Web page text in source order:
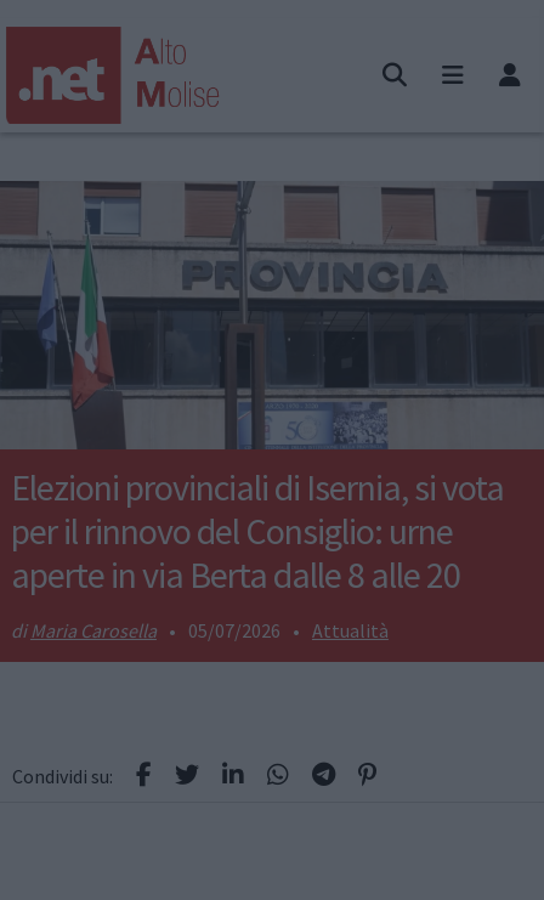
Elezioni provinciali di Isernia, si vota
per il rinnovo del Consiglio: urne
aperte in via Berta dalle 8 alle 20
Maria Carosella • 05/07/2026 • Attualità
Condividi su: